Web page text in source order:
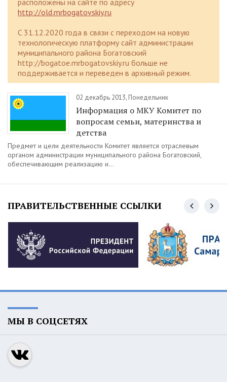
расположены на сайте по адресу
http://old.mrbogatovskiy.ru
C 31.12.2020 года в связи с переходом на новую
технологическую платформу сайт администрации
муниципального района Богатовский
http://bogatoe.mrbogatovskiy.ru больше не
поддерживается и переведен в архивный режим.
02 декабрь 2013, Понедельник
Информация о МКУ Комитет по
вопросам семьи, материнства и
детства
Предмет и цели деятельности Комитет является отраслевым
органом администрации муниципального района Богатовский,
обеспечивающим реализацию и...
ПРАВИТЕЛЬСТВЕННЫЕ ССЫЛКИ
МЫ В СОЦСЕТЯХ